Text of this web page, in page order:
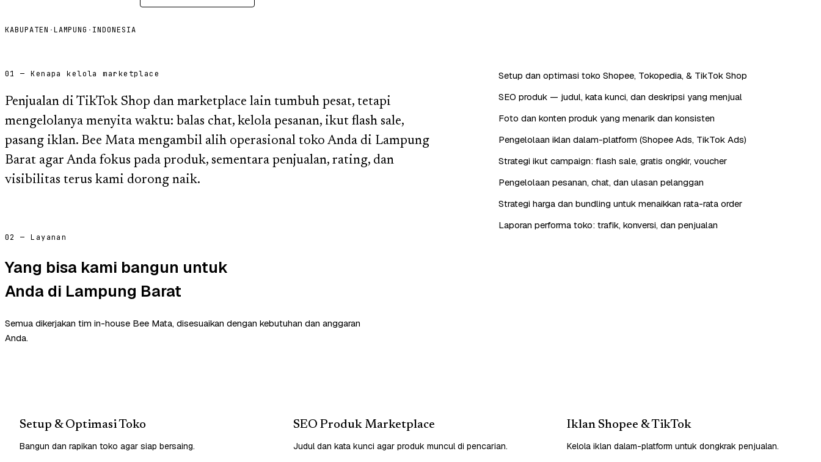
KABUPATEN ·LAMPUNG · INDONESIA
01 — Kenapa kelola marketplace
Penjualan di TikTok Shop dan marketplace lain tumbuh pesat, tetapi
mengelolanya menyita waktu: balas chat, kelola pesanan, ikut flash sale,
pasang iklan. Bee Mata mengambil alih operasional toko Anda di Lampung
Barat agar Anda fokus pada produk, sementara penjualan, rating, dan
visibilitas terus kami dorong naik.
Setup dan optimasi toko Shopee, Tokopedia, & TikTok Shop
SEO produk — judul, kata kunci, dan deskripsi yang menjual
Foto dan konten produk yang menarik dan konsisten
Pengelolaan iklan dalam-platform (Shopee Ads, TikTok Ads)
Strategi ikut campaign: flash sale, gratis ongkir, voucher
Pengelolaan pesanan, chat, dan ulasan pelanggan
Strategi harga dan bundling untuk menaikkan rata-rata order
Laporan performa toko: trafik, konversi, dan penjualan
02 — Layanan
Yang bisa kami bangun untuk
Anda di Lampung Barat
Semua dikerjakan tim in-house Bee Mata, disesuaikan dengan kebutuhan dan anggaran
Anda.
Setup & Optimasi Toko
Bangun dan rapikan toko agar siap bersaing.
SEO Produk Marketplace
Judul dan kata kunci agar produk muncul di pencarian.
Iklan Shopee & TikTok
Kelola iklan dalam-platform untuk dongkrak penjualan.